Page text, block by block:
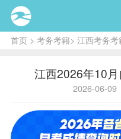
首页> 考务考籍> 江西考务考
江西2026年10
2026-06-09